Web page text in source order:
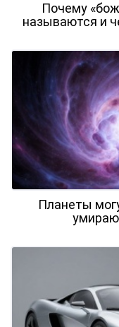
Почему
называются и
Планеты